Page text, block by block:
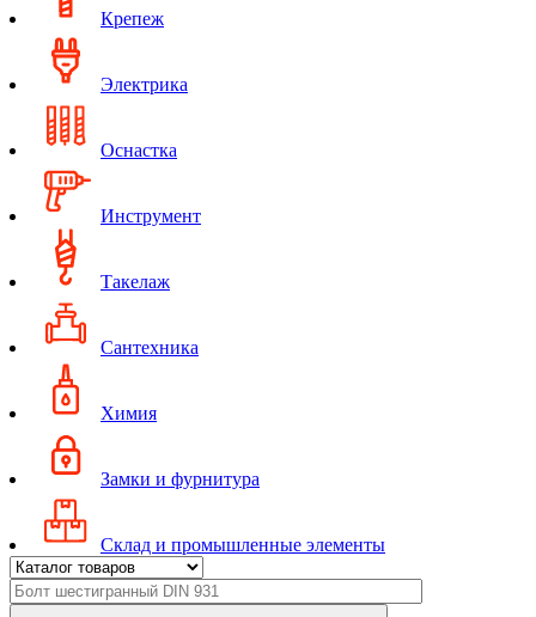
Крепеж
Электрика
Оснастка
Инструмент
Такелаж
Сантехника
Химия
Замки и фурнитура
Склад и промышленные элементы